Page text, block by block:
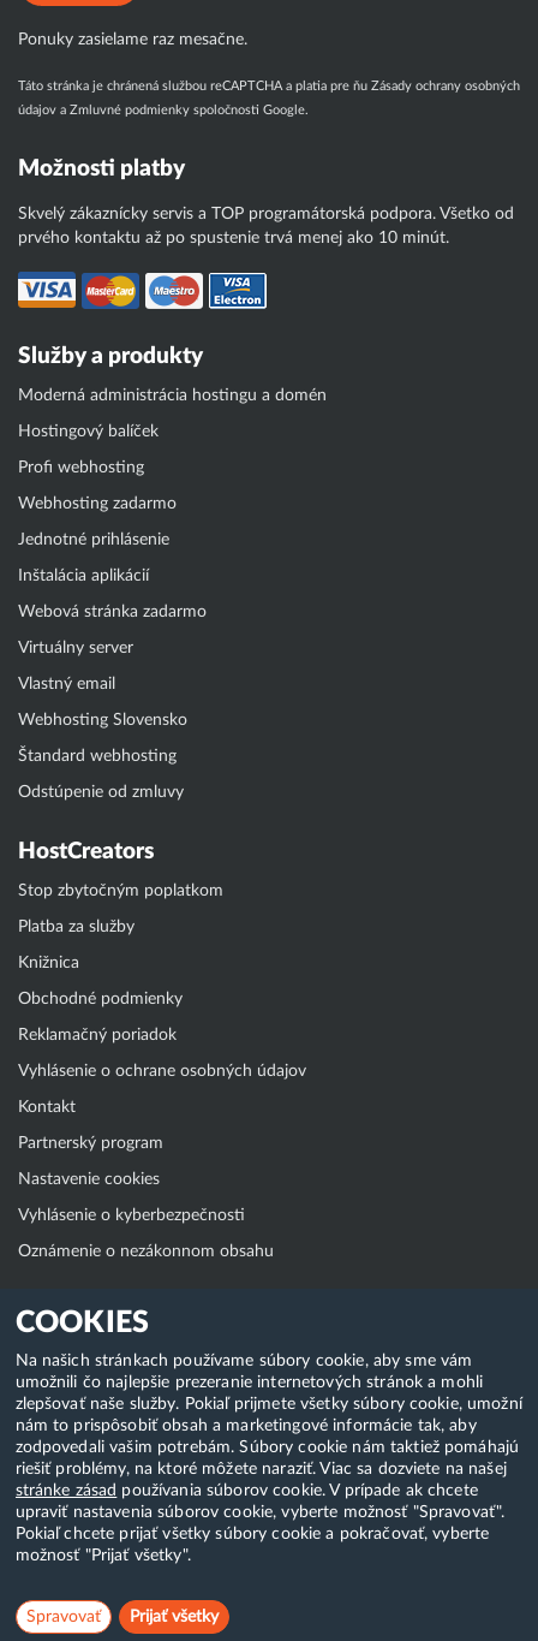
COOKIES
Na našich stránkach používame súbory cookie, aby sme vám
umožnili čo najlepšie prezeranie internetových stránok a mohli
zlepšovať naše služby. Pokiaľ prijmete všetky súbory cookie, umožní
nám to prispôsobiť obsah a marketingové informácie tak, aby
zodpovedali vašim potrebám. Súbory cookie nám taktiež pomáhajú
riešiť problémy, na ktoré môžete naraziť. Viac sa dozviete na našej
stránke zásad používania súborov cookie. V prípade ak chcete
upraviť nastavenia súborov cookie, vyberte možnosť "Spravovať".
Pokiaľ chcete prijať všetky súbory cookie a pokračovať, vyberte
možnosť "Prijať všetky".
Spravovať Prijať všetky
Ponuky zasielame raz mesačne.
Táto stránka je chránená službou reCAPTCHA a platia pre ňu Zásady ochrany osobných
údajov a Zmluvné podmienky spoločnosti Google.
Možnosti platby
Skvelý zákaznícky servis a TOP programátorská podpora. Všetko od
prvého kontaktu až po spustenie trvá menej ako 10 minút.
Služby a produkty
Moderná administrácia hostingu a domén
Hostingový balíček
Profi webhosting
Webhosting zadarmo
Jednotné prihlásenie
Inštalácia aplikácií
Webová stránka zadarmo
Virtuálny server
Vlastný email
Webhosting Slovensko
Štandard webhosting
Odstúpenie od zmluvy
HostCreators
Stop zbytočným poplatkom
Platba za služby
Knižnica
Obchodné podmienky
Reklamačný poriadok
Vyhlásenie o ochrane osobných údajov
Kontakt
Partnerský program
Nastavenie cookies
Vyhlásenie o kyberbezpečnosti
Oznámenie o nezákonnom obsahu
Klientská zóna
WebAdmin
WebMail
Zmena hesla (E-mail, FTP, SSH)
Webhosting
Domény
Copyright & 2018-2026 HostCreators. Všetky práva vyhradené